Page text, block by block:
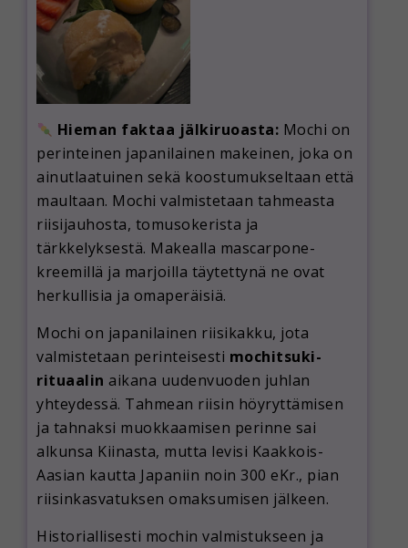
Hieman faktaa jälkiruoasta: Mochi on
perinteinen japanilainen makeinen, joka on
ainutlaatuinen sekä koostumukseltaan että
maultaan. Mochi valmistetaan tahmeasta
riisijauhosta, tomusokerista ja
tärkkelyksestä. Makealla mascarpone-
kreemillä ja marjoilla täytettynä ne ovat
herkullisia ja omaperäisiä.
Mochi on japanilainen riisikakku, jota
valmistetaan perinteisesti mochitsuki-
rituaalin aikana uudenvuoden juhlan
yhteydessä. Tahmean riisin höyryttämisen
ja tahnaksi muokkaamisen perinne sai
alkunsa Kiinasta, mutta levisi Kaakkois-
Aasian kautta Japaniin noin 300 eKr., pian
riisinkasvatuksen omaksumisen jälkeen.
Historiallisesti mochin valmistukseen ja